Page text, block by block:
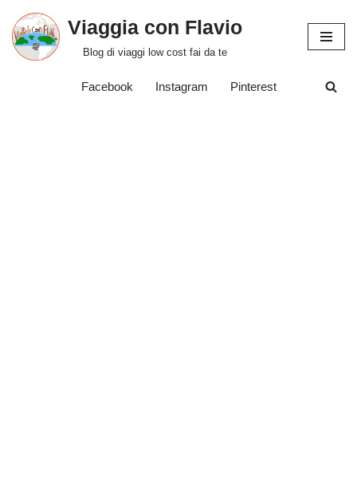
Vai
Viaggia con Flavio
Blog di viaggi low cost fai da te
Facebook Instagram Pinterest